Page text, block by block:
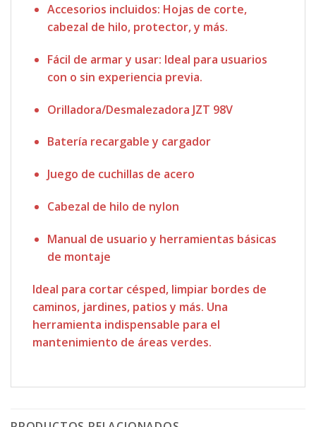
Accesorios incluidos: Hojas de corte,
cabezal de hilo, protector, y más.
Fácil de armar y usar: Ideal para usuarios
con o sin experiencia previa.
Orilladora/Desmalezadora JZT 98V
Batería recargable y cargador
Juego de cuchillas de acero
Cabezal de hilo de nylon
Manual de usuario y herramientas básicas
de montaje
Ideal para cortar césped, limpiar bordes de
caminos, jardines, patios y más. Una
herramienta indispensable para el
mantenimiento de áreas verdes.